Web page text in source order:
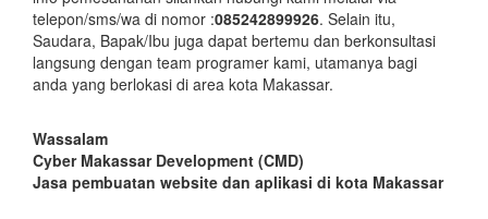
telepon/sms/wa di nomor :085242899926. Selain itu,
Saudara, Bapak/Ibu juga dapat bertemu dan berkonsultasi
langsung dengan team programer kami, utamanya bagi
anda yang berlokasi di area kota Makassar.
Wassalam
Cyber Makassar Development (CMD)
Jasa pembuatan website dan aplikasi di kota Makassar